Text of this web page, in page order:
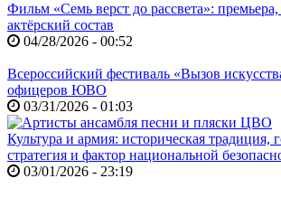
Фильм «Семь верст до рассвета»:
актёрский состав
04/28/2026 - 00:52
Всероссийский фестиваль «Вызов
офицеров ЮВО
03/31/2026 - 01:03
Культура и армия: историческая традиция,
стратегия и фактор национальной
03/01/2026 - 23:19